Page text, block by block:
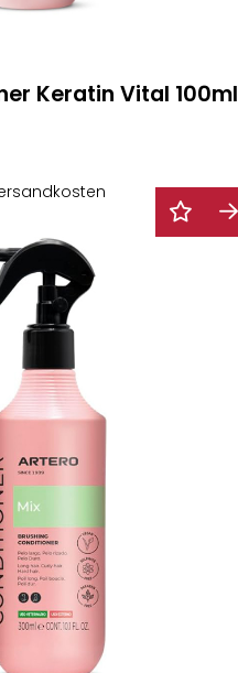
Keratin Vital 100ml